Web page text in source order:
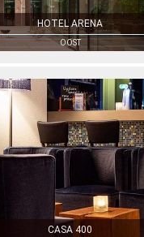
HOTEL ARENA
OOST
CASA 400